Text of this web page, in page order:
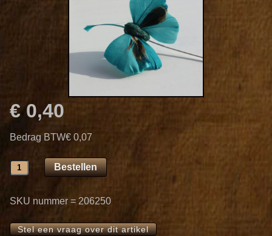
€ 0,40
Bedrag BTW€ 0,07
SKU nummer = 206250
Stel een vraag over dit artikel